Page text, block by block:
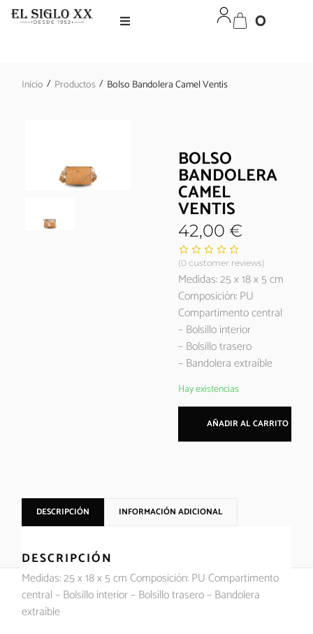
0
Inicio / Productos / Bolso Bandolera Camel Ventis
BOLSO
BANDOLERA
CAMEL
VENTIS
42,00€
(0 customer reviews)
Medidas: 25 x 18 x 5 cm
Composición: PU
Compartimento central
– Bolsillo interior
– Bolsillo trasero
– Bandolera extraíble
Hay existencias
AÑADIR AL CARRITO
DESCRIPCIÓN INFORMACIÓN ADICIONAL
DESCRIPCIÓN
Medidas: 25 x 18 x 5 cm Composición: PU Compartimento
central – Bolsillo interior – Bolsillo trasero – Bandolera
extraíble